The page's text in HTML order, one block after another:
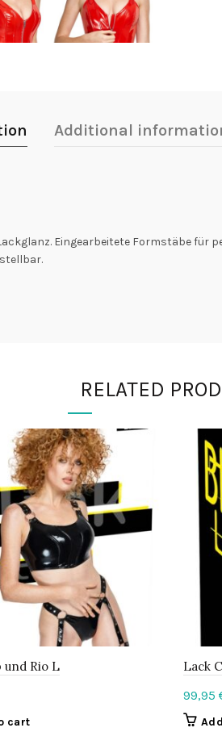
Additional
Eingearbeitete Formstäbe für
RELATED
und Rio L
cart
Lack
99,95